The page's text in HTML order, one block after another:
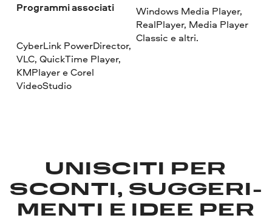
Programmi associati
CyberLink PowerDirector,
VLC, QuickTime Player,
KMPlayer e Corel
VideoStudio
Windows Media Player,
RealPlayer, Media Player
Classic e altri.
UNISCITI PER
SCONTI, SUGGERI­
MENTI E IDEE PER